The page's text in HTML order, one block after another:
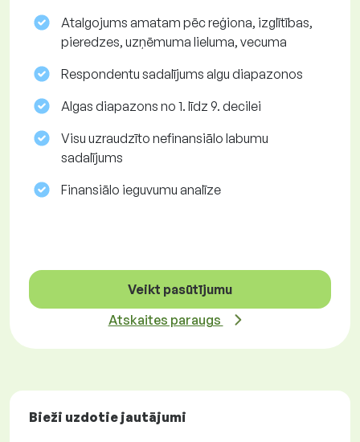
Atalgojums amatam pēc reģiona, izglītības,
pieredzes, uzņēmuma lieluma, vecuma
Respondentu sadalījums algu diapazonos
Algas diapazons no 1. līdz 9. decilei
Visu uzraudzīto nefinansiālo labumu
sadalījums
Finansiālo ieguvumu analīze
Veikt pasūtījumu
Atskaites paraugs
Bieži uzdotie jautājumi